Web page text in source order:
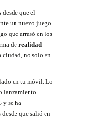
desde que el
un nuevo juego
que arrasó en los
de realidad
ciudad, no solo en
en tu móvil. Lo
lanzamiento
y se ha
que salió en